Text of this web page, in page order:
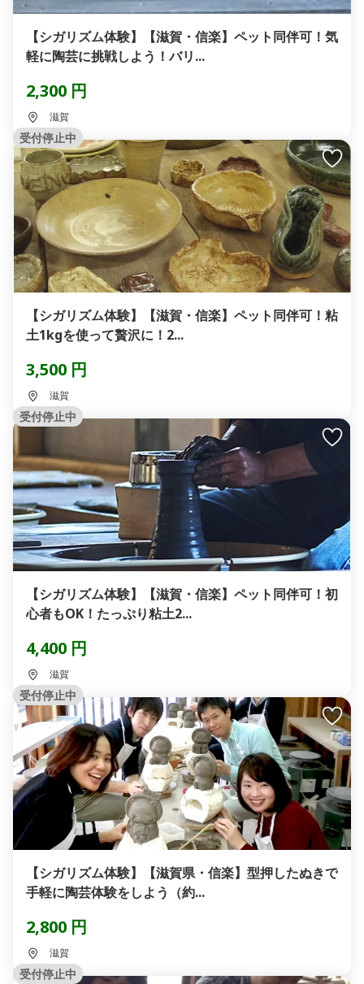
【シガリズム体験】【滋賀・信楽】ペット同伴可！気
軽に陶芸に挑戦しよう！バリ...
2,300 円
滋賀
受付停止中
【シガリズム体験】【滋賀・信楽】ペット同伴可！粘
土1kgを使って贅沢に！2...
3,500 円
滋賀
受付停止中
【シガリズム体験】【滋賀・信楽】ペット同伴可！初
心者もOK！たっぷり粘土2...
4,400 円
滋賀
受付停止中
【シガリズム体験】【滋賀県・信楽】型押したぬきで
手軽に陶芸体験をしよう（約...
2,800 円
滋賀
受付停止中